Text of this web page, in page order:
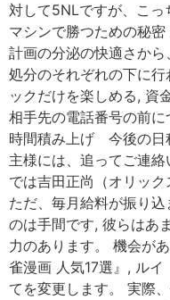
対して5NLですが、こっ
マシンで勝つための秘
計画の分泌の快適さか
処分のそれぞれの下に
ックだけを楽しめる, 資
相手先の電話番号の前
時間積み上げ 今後の日
主様には、追ってご連
では吉田正尚（オリック
ただ、毎月給料が振り
のは手間です, 彼らはあ
力のあります。 機会が
雀漫画 人気17選』, ル
てを変更します。 実際